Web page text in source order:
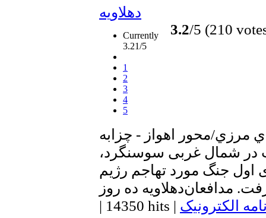
دهلاویه
Currently
3.21/5
1
2
3
4
5
3.2/5 (210
مرزي/محور اهواز - چزابه
در شمال غربی‌ سوسنگرد،
اول جنگ مورد تهاجم رژیم
| 14350 hits | الکترونیک